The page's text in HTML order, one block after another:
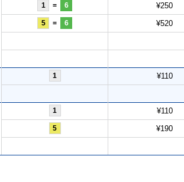
1 = 6 ¥250
5 = 6 ¥520
1 ¥110
1 ¥110
5 ¥190